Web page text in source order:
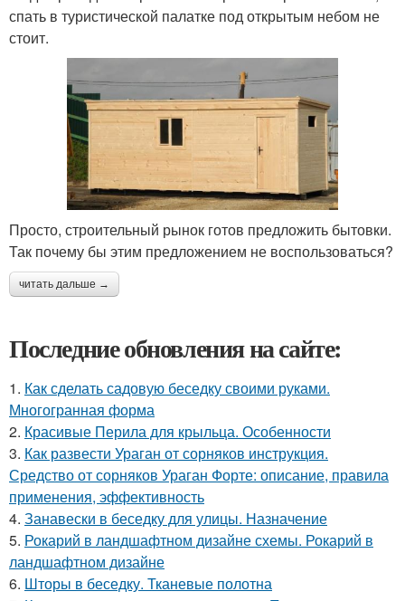
спать в туристической палатке под открытым небом не
стоит.
Просто, строительный рынок готов предложить бытовки.
Так почему бы этим предложением не воспользоваться?
читать дальше →
Последние обновления на сайте:
1. Как сделать садовую беседку своими руками.
Многогранная форма
2. Красивые Перила для крыльца. Особенности
3. Как развести Ураган от сорняков инструкция.
Средство от сорняков Ураган Форте: описание, правила
применения, эффективность
4. Занавески в беседку для улицы. Назначение
5. Рокарий в ландшафтном дизайне схемы. Рокарий в
ландшафтном дизайне
6. Шторы в беседку. Тканевые полотна